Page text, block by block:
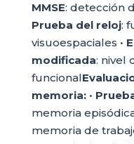
MMSE: detección
Prueba del reloj:
visuoespaciales •
modificada: nivel
funcional
memoria:•
memoria
memoria de